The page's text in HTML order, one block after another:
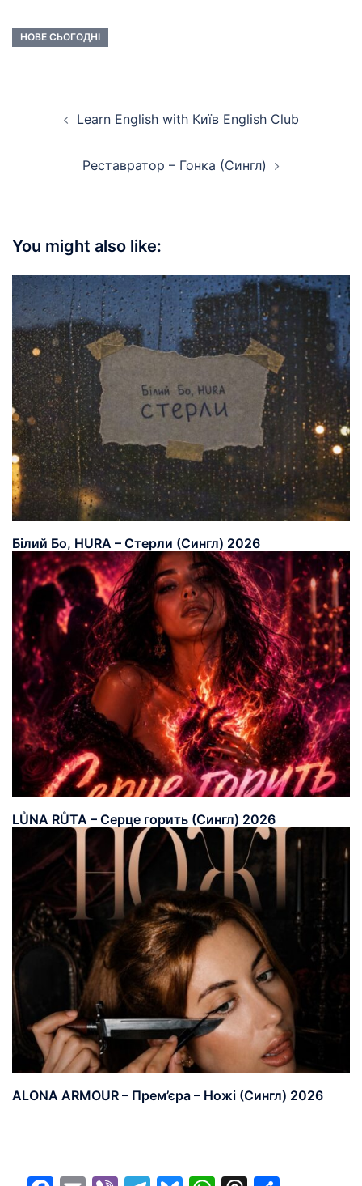
НОВЕ СЬОГОДНІ
navigationLearn English with Київ English Club
Реставратор – Гонка (Сингл)
You might also like:
Білий Бо, HURA – Стерли (Сингл) 2026
LŮNA RŮTA – Серце горить (Сингл) 2026
ALONA ARMOUR – Прем’єра – Ножі (Сингл) 2026